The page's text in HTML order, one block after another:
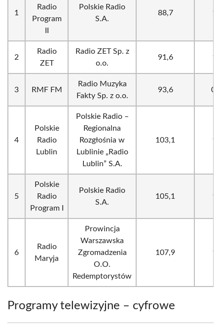
1
Radio
Program
Polskie Radio
S.A.
88,7 10
2
Radio
ZET
Radio ZET Sp. z
o.o.
91,6 10
3 RMF FM
Radio Muzyka
Fakty Sp. z o.o.
93,6
4
Polskie
Radio
Lublin
Polskie Radio –
Regionalna
Rozgłośnia w
Lublinie „Radio
Lublin” S.A.
103,1 10
5
Polskie
Radio
Program I
Polskie Radio
S.A.
105,1 10
6
Radio
Maryja
Prowincja
Warszawska
Zgromadzenia
O.O.
Redemptorystów
107,9 10
Programy telewizyjne – cyfrowe